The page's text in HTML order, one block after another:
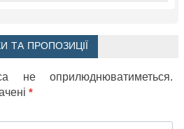
ТА ПРОПОЗИЦІЇ
не оприлюднюватиметься.
*